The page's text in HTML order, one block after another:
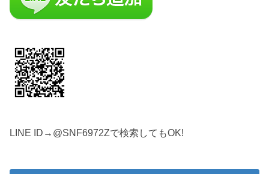
LINE ID→@SNF6972Zで検索してもOK!